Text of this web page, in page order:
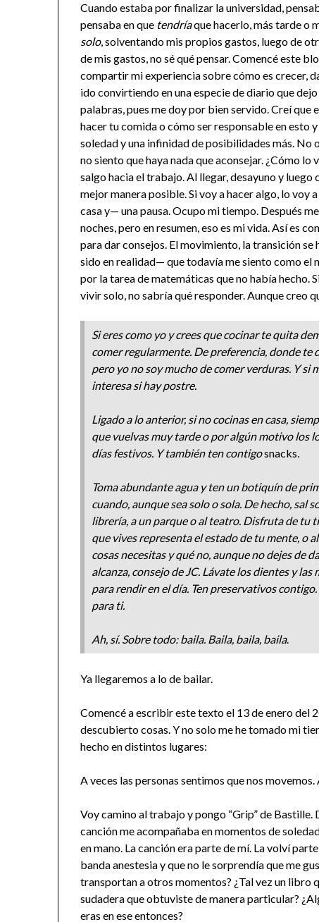
Cuando estaba por finalizar la universidad,
pensaba en que tendríaque hacerlo, más tarde o
solo, solventando mis propios gastos, luego de
de mis gastos, no sé qué pensar. Comencé este
compartir mi experiencia sobre cómo es crecer,
ido convirtiendo en una especie de diario que
palabras, pues me doy por bien servido. Creí
hacer tu comida o cómo ser responsable en esto
soledad y una infinidad de posibilidades más. No
no siento que haya nada que aconsejar. ¿Cómo
salgo hacia el trabajo. Al llegar, desayuno y
mejor manera posible. Si voy a hacer algo, lo voy
casa y— una pausa. Ocupo mi tiempo. Después
noches, pero en resumen, eso es mi vida. Así es
para dar consejos. El movimiento, la transición
sido en realidad— que todavía me siento como el
por la tarea de matemáticas que no había hecho.
vivir solo, no sabría qué responder. Aunque creo
Si eres como yo y crees que cocinar te quita
comer regularmente. De preferencia, donde te
pero yo no soy mucho de comer verduras. Y si
interesa si hay postre.
Ligado a lo anterior, si no cocinas en casa,
que vuelvas muy tarde o por algún motivo los
días festivos. Y también ten contigosnacks.
Toma abundante agua y ten un botiquín de
cuando, aunque sea solo o sola. De hecho, sal
librería, a un parque o al teatro. Disfruta de tu
que vives representa el estado de tu mente, o
cosas necesitas y qué no, aunque no dejes de
alcanza, consejo de JC. Lávate los dientes y
para rendir en el día. Ten preservativos
para ti.
Ah, sí. Sobre todo: baila. Baila, baila, baila.
Ya llegaremos a lo de bailar.
Comencé a escribir este texto el 13 de enero del
descubierto cosas. Y no solo me he tomado mi
hecho en distintos lugares:
A veces las personas sentimos que nos
Voy camino al trabajo y pongo “Grip” de
canción me acompañaba en momentos de
en mano. La canción era parte de mí. La volví
banda anestesia y que no le sorprendía que me
transportan a otros momentos? ¿Tal vez un libro
sudadera que obtuviste de manera particular?
eras en ese entonces?